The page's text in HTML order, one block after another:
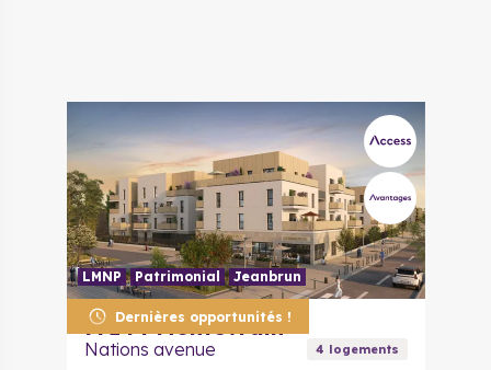
Dernières opportunités !
LMNP Patrimonial Jeanbrun
77144 Montévrain
Nations avenue 4 logements